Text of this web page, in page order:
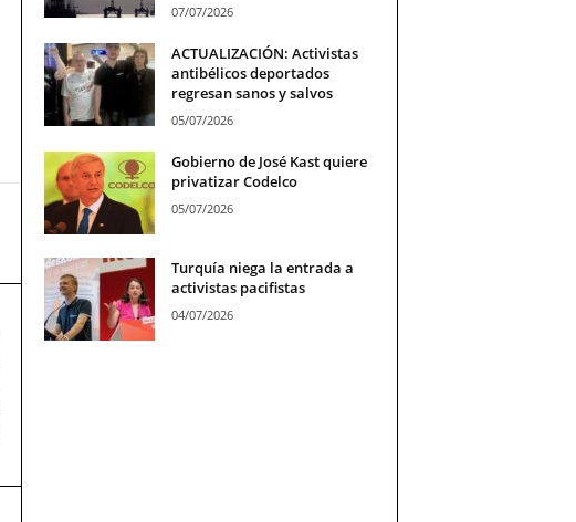
07/07/2026
ACTUALIZACIÓN: Activistas
antibélicos deportados
regresan sanos y salvos
05/07/2026
Gobierno de José Kast quiere
privatizar Codelco
05/07/2026
Turquía niega la entrada a
activistas pacifistas
04/07/2026